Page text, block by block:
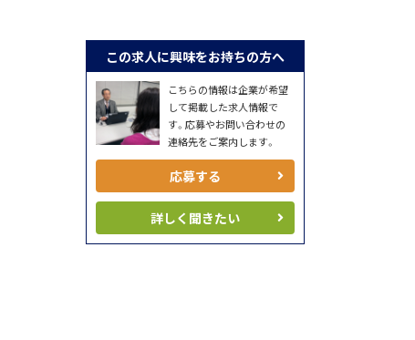
この求人に興味をお持ちの方へ
こちらの情報は企業が希望
して掲載した求人情報で
す。応募やお問い合わせの
連絡先をご案内します。
応募する
詳しく聞きたい